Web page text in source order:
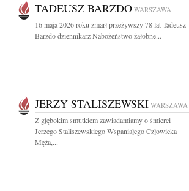
TADEUSZ BARZDO WARSZAWA
16 maja 2026 roku zmarł przeżywszy 78 lat Tadeusz
Barzdo dziennikarz Nabożeństwo żałobne...
JERZY STALISZEWSKI WARSZAWA
Z głębokim smutkiem zawiadamiamy o śmierci
Jerzego Staliszewskiego Wspaniałego Człowieka
Męża,...